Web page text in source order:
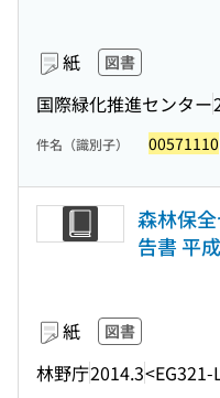
紙 図書
国際緑化推進センター
件名（識別子） 00571110
森林保
告書 平
紙 図書
林野庁2014.3<EG321-